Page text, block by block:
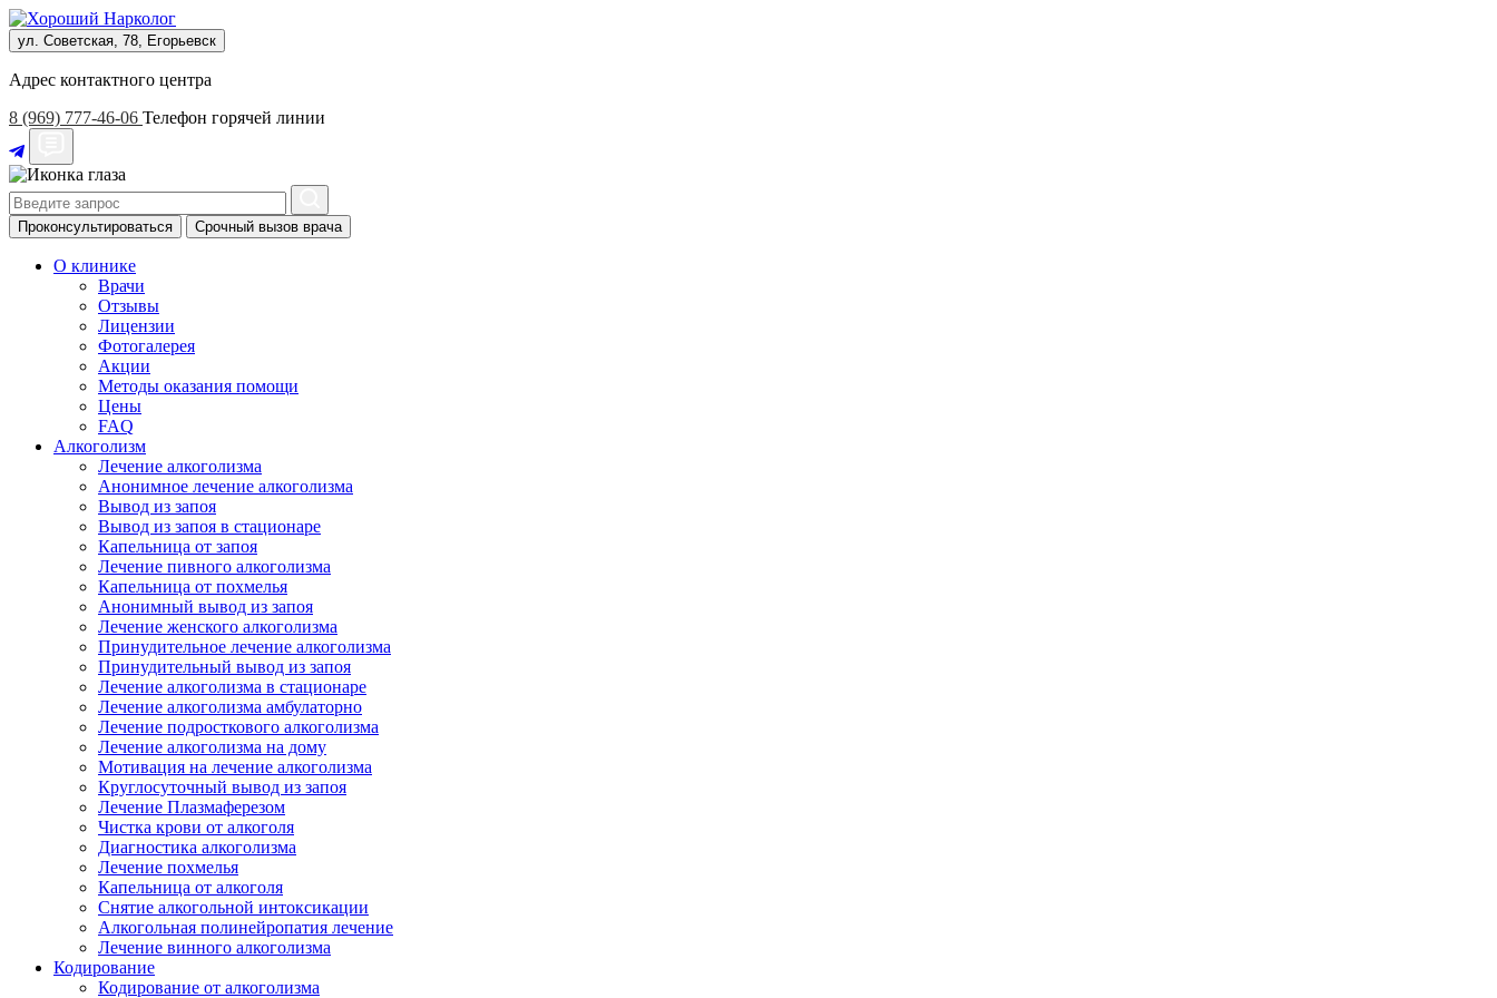
ул. Советская, 78, Егорьевск
Адрес контактного центра
8 (969) 777-46-06 Телефон горячей линии
Проконсультироваться Срочный вызов врача
О клинике
Врачи
Отзывы
Лицензии
Фотогалерея
Акции
Методы оказания помощи
Цены
FAQ
Алкоголизм
Лечение алкоголизма
Анонимное лечение алкоголизма
Вывод из запоя
Вывод из запоя в стационаре
Капельница от запоя
Лечение пивного алкоголизма
Капельница от похмелья
Анонимный вывод из запоя
Лечение женского алкоголизма
Принудительное лечение алкоголизма
Принудительный вывод из запоя
Лечение алкоголизма в стационаре
Лечение алкоголизма амбулаторно
Лечение подросткового алкоголизма
Лечение алкоголизма на дому
Мотивация на лечение алкоголизма
Круглосуточный вывод из запоя
Лечение Плазмаферезом
Чистка крови от алкоголя
Диагностика алкоголизма
Лечение похмелья
Капельница от алкоголя
Снятие алкогольной интоксикации
Алкогольная полинейропатия лечение
Лечение винного алкоголизма
Кодирование
Кодирование от алкоголизма